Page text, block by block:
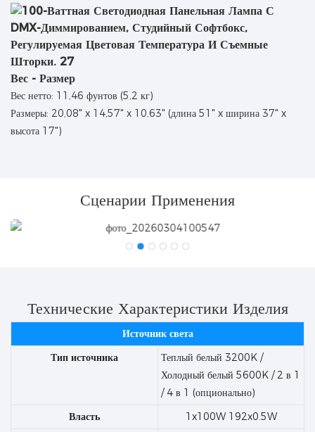
Вес - Размер
Вес нетто: 11,46 фунтов (5,2 кг)
Размеры: 20,08" x 14,57" x 10,63" (длина 51" x ширина 37" x
высота 17")
Сценарии Применения
Технические Характеристики Изделия
Источник света
Тип источника
Теплый белый 3200K /
Холодный белый 5600K / 2 в 1
/ 4 в 1 (опционально)
Власть
1x100W 192x0.5W